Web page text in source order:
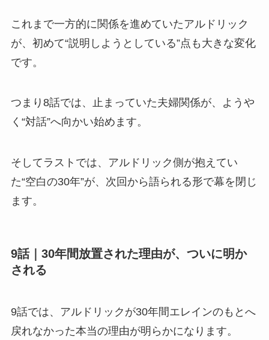
これまで一方的に関係を進めていたアルドリック
が、初めて“説明しようとしている”点も大きな変化
です。
つまり8話では、止まっていた夫婦関係が、ようや
く“対話”へ向かい始めます。
そしてラストでは、アルドリック側が抱えてい
た“空白の30年”が、次回から語られる形で幕を閉じ
ます。
9話｜30年間放置された理由が、ついに明か
される
9話では、アルドリックが30年間エレインのもとへ
戻れなかった本当の理由が明らかになります。